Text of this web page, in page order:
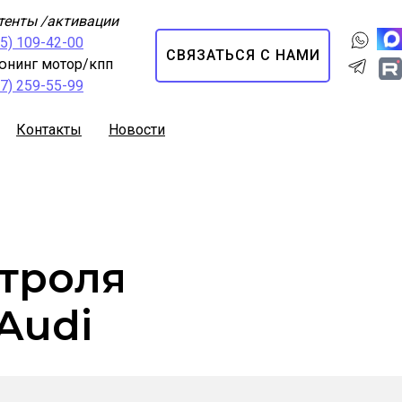
/активации
109-42-00
мотор/кпп
259-55-99
СВЯЗАТЬСЯ С НАМИ
Контакты Новости